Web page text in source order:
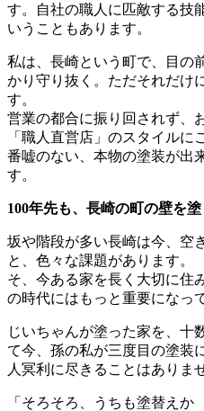
す。自社の職人に匹敵する技
いうこともあります。
私は、長崎という町で、目の
かり守り抜く。ただそれだけ
営業の都合に振り回されず、
「職人直営店」のスタイル
番嘘のない、本物の塗装が出
100年先も、長崎の町の壁を
坂や階段が多い長崎は今、空
と、色々な課題があ
そ、今ある家を長く大切に住
の時代にはもっと重要になっ
じいちゃんが塗った家を、十
て今、孫の私が三度目の塗装
人冥利に尽きることはありま
「そろそろ、うちも塗替えか